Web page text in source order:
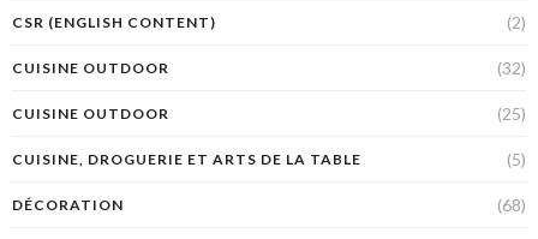
CSR (ENGLISH CONTENT) (2)
CUISINE OUTDOOR (32)
CUISINE OUTDOOR (25)
CUISINE, DROGUERIE ET ARTS DE LA TABLE (5)
DÉCORATION (68)